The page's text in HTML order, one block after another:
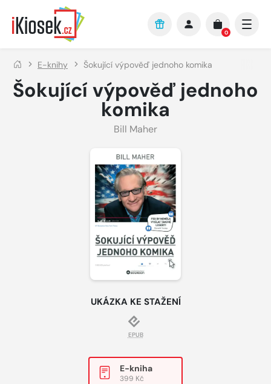
Přejít na hlavní obsah
0
E-knihy Šokující výpověď jednoho komika
Šokující výpověď jednoho
komika
Bill Maher
UKÁZKA KE STAŽENÍ
EPUB
E-kniha
399 Kč